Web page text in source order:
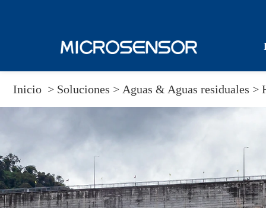
Inicio > Soluciones > Aguas & Aguas residuales >